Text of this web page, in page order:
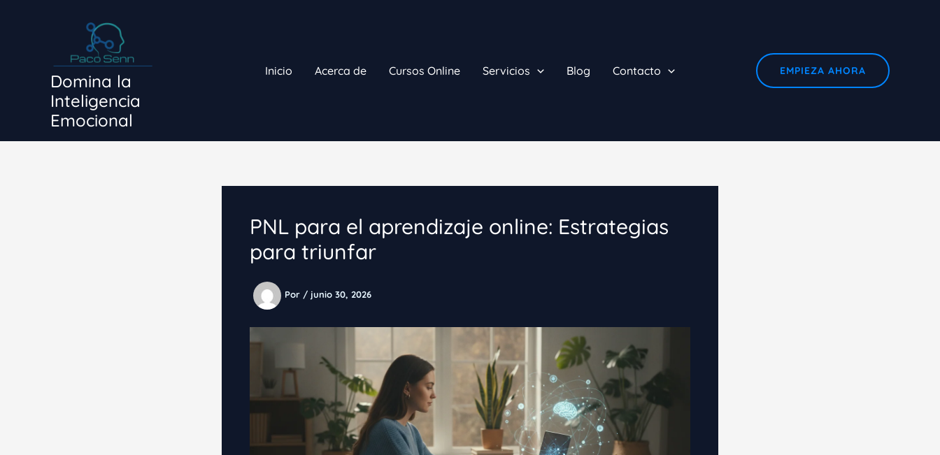
Domina la
Inteligencia
Emocional
Inicio Acerca de Cursos Online Servicios Blog Contacto EMPIEZA AHORA
PNL para el aprendizaje online: Estrategias
para triunfar
Por / junio 30, 2026